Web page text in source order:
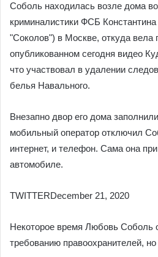
Соболь находилась возле дома
криминалистики ФСБ
"Соколов") в Москве, откуда
опубликованном сегодня видео
что участвовал в удалении
белья Навального.
Внезапно двор его дома
мобильный оператор отключил
интернет, и телефон. Сама она
автомобиле.
TWITTERDecember 21, 2020
Некоторое время Любовь Соболь
требованию правоохранителей,